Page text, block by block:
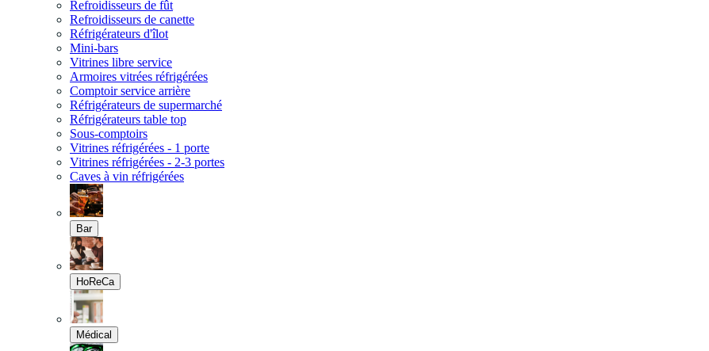
Refroidisseurs de fût
Refroidisseurs de canette
Réfrigérateurs d'îlot
Mini-bars
Vitrines libre service
Armoires vitrées réfrigérées
Comptoir service arrière
Réfrigérateurs de supermarché
Réfrigérateurs table top
Sous-comptoirs
Vitrines réfrigérées - 1 porte
Vitrines réfrigérées - 2-3 portes
Caves à vin réfrigérées
Bar
HoReCa
Médical